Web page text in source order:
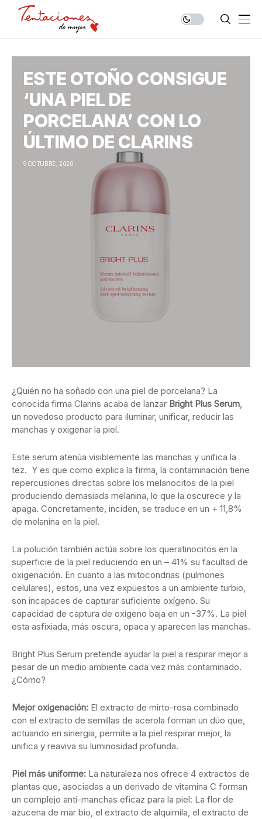
ESTE OTOÑO CONSIGUE
‘UNA PIEL DE
PORCELANA’ CON LO
ÚLTIMO DE CLARINS
9 OCTUBRE, 2020
¿Quién no ha soñado con una piel de porcelana? La
conocida firma Clarins acaba de lanzar Bright Plus Serum,
un novedoso producto para iluminar, unificar, reducir las
manchas y oxigenar la piel.
Este serum atenúa visiblemente las manchas y unifica la
tez. Y es que como explica la firma, la contaminación tiene
repercusiones directas sobre los melanocitos de la piel
produciendo demasiada melanina, lo que la oscurece y la
apaga. Concretamente, inciden, se traduce en un + 11,8%
de melanina en la piel.
La polución también actúa sobre los queratinocitos en la
superficie de la piel reduciendo en un – 41% su facultad de
oxigenación. En cuanto a las mitocondrias (pulmones
celulares), estos, una vez expuestos a un ambiente turbio,
son incapaces de capturar suficiente oxígeno. Su
capacidad de captura de oxígeno baja en un -37%. La piel
esta asfixiada, más oscura, opaca y aparecen las manchas.
Bright Plus Serum pretende ayudar la piel a respirar mejor a
pesar de un medio ambiente cada vez más contaminado.
¿Cómo?
Mejor oxigenación: El extracto de mirto-rosa combinado
con el extracto de semillas de acerola forman un dúo que,
actuando en sinergia, permite a la piel respirar mejor, la
unifica y reaviva su luminosidad profunda.
Piel más uniforme: La naturaleza nos ofrece 4 extractos de
plantas que, asociadas a un derivado de vitamina C forman
un complejo anti-manchas eficaz para la piel: La flor de
azucena de mar bio, el extracto de alquimila, el extracto de